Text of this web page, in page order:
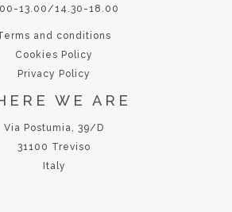
13.00/14.30-18.00
and conditions
Cookies Policy
Privacy Policy
WE ARE
Via Postumia, 39/D
31100 Treviso
Italy